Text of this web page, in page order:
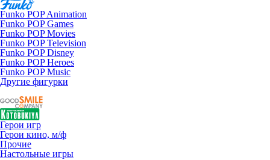
Funko POP Animation
Funko POP Games
Funko POP Movies
Funko POP Television
Funko POP Disney
Funko POP Heroes
Funko POP Music
Другие фигурки
Герои игр
Герои кино, м/ф
Прочие
Настольные игры